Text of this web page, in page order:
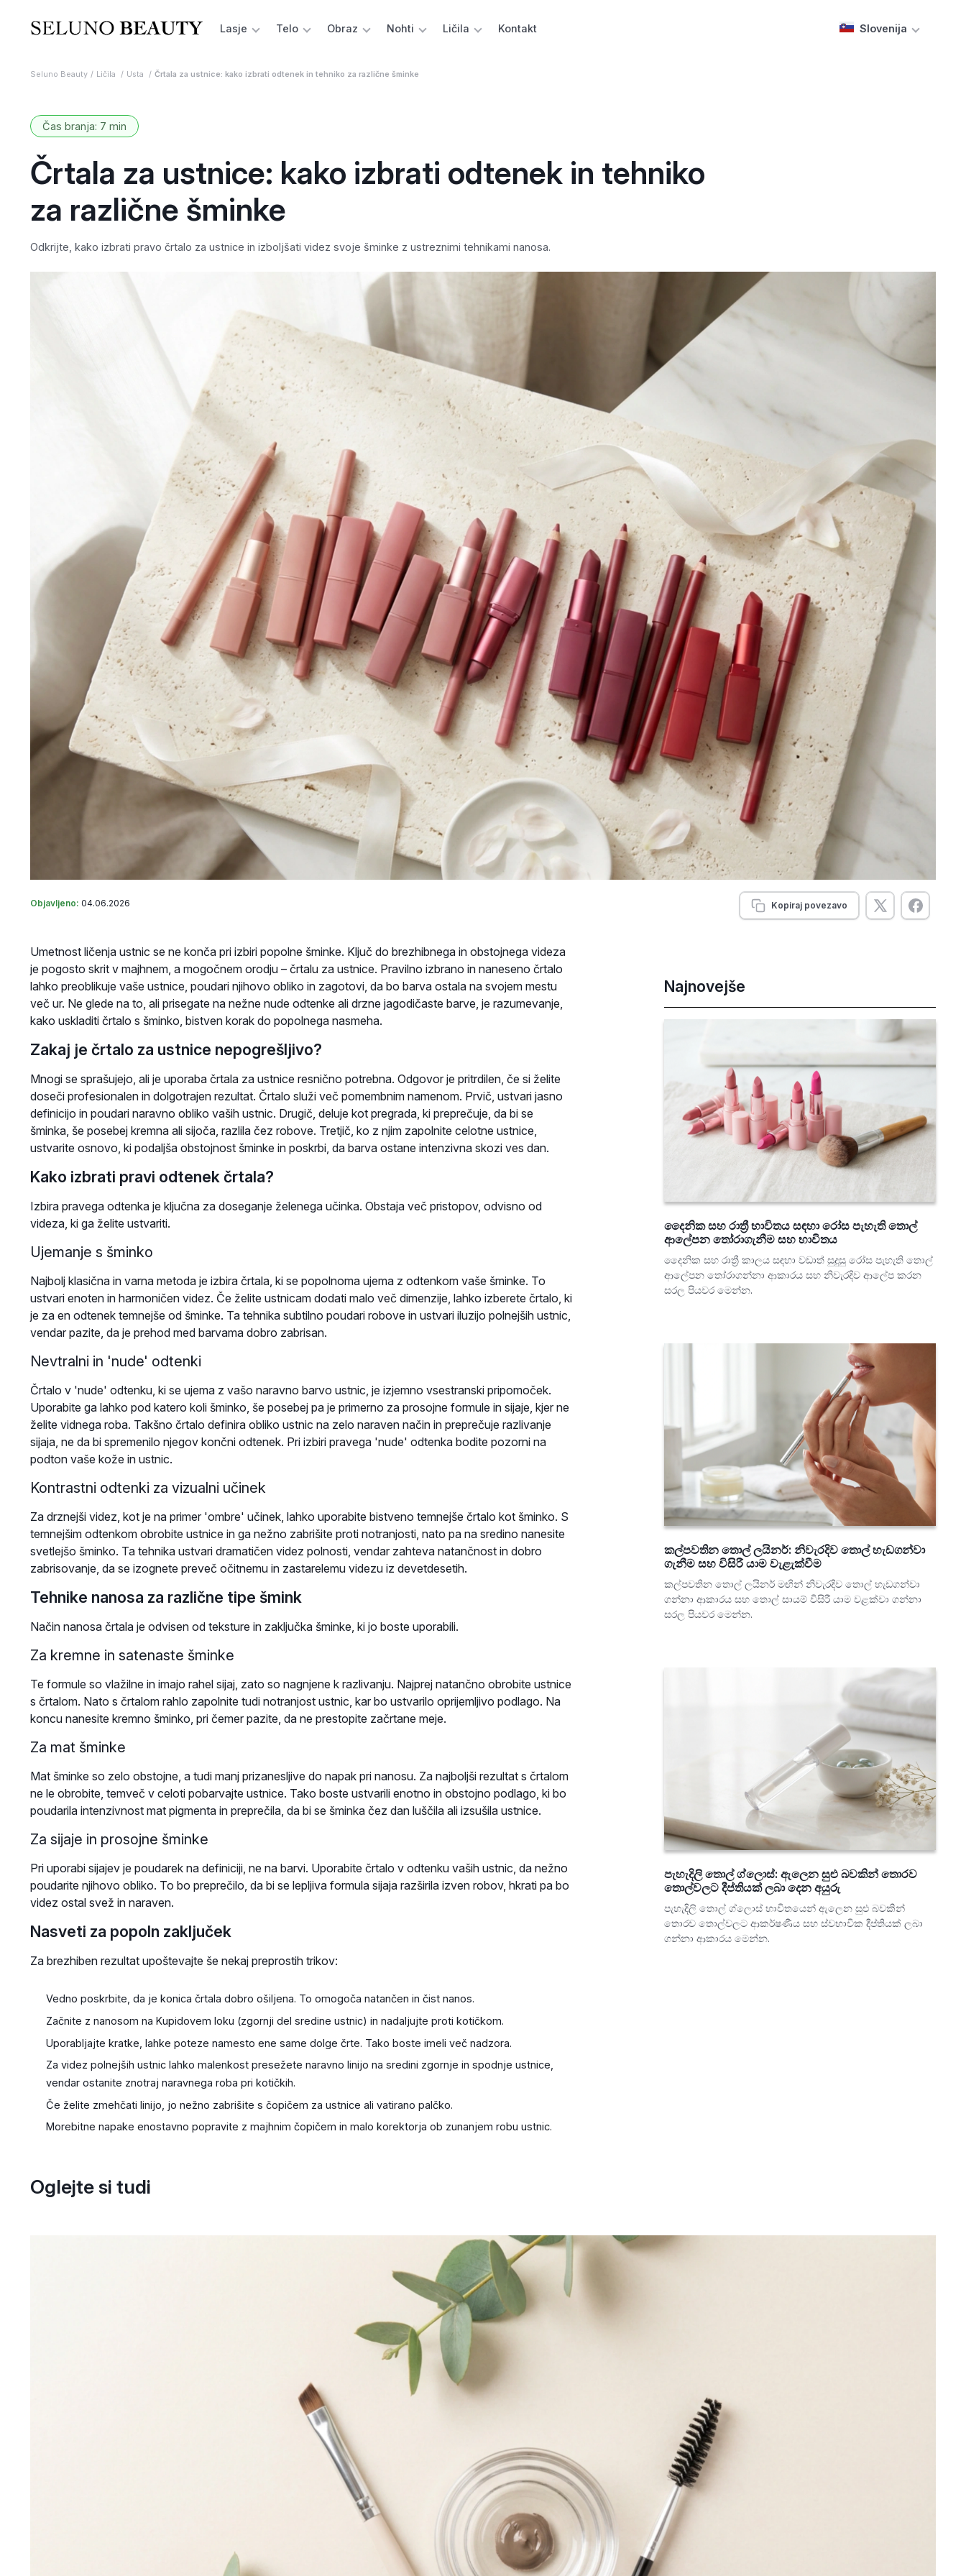
Lasje Telo Obraz Nohti Ličila Kontakt Slovenija
Seluno Beauty Ličila Usta Črtala za ustnice: kako izbrati odtenek in tehniko za različne šminke
Čas branja: 7 min
Črtala za ustnice: kako izbrati odtenek in tehniko
za različne šminke
Odkrijte, kako izbrati pravo črtalo za ustnice in izboljšati videz svoje šminke z ustreznimi tehnikami nanosa.
Objavljeno: 04.06.2026 Kopiraj povezavo
Umetnost ličenja ustnic se ne konča pri izbiri popolne šminke. Ključ do brezhibnega in obstojnega videza
je pogosto skrit v majhnem, a mogočnem orodju – črtalu za ustnice. Pravilno izbrano in naneseno črtalo
lahko preoblikuje vaše ustnice, poudari njihovo obliko in zagotovi, da bo barva ostala na svojem mestu
več ur. Ne glede na to, ali prisegate na nežne nude odtenke ali drzne jagodičaste barve, je razumevanje,
kako uskladiti črtalo s šminko, bistven korak do popolnega nasmeha.
Zakaj je črtalo za ustnice nepogrešljivo?
Mnogi se sprašujejo, ali je uporaba črtala za ustnice resnično potrebna. Odgovor je pritrdilen, če si želite
doseči profesionalen in dolgotrajen rezultat. Črtalo služi več pomembnim namenom. Prvič, ustvari jasno
definicijo in poudari naravno obliko vaših ustnic. Drugič, deluje kot pregrada, ki preprečuje, da bi se
šminka, še posebej kremna ali sijoča, razlila čez robove. Tretjič, ko z njim zapolnite celotne ustnice,
ustvarite osnovo, ki podaljša obstojnost šminke in poskrbi, da barva ostane intenzivna skozi ves dan.
Kako izbrati pravi odtenek črtala?
Izbira pravega odtenka je ključna za doseganje želenega učinka. Obstaja več pristopov, odvisno od
videza, ki ga želite ustvariti.
Ujemanje s šminko
Najbolj klasična in varna metoda je izbira črtala, ki se popolnoma ujema z odtenkom vaše šminke. To
ustvari enoten in harmoničen videz. Če želite ustnicam dodati malo več dimenzije, lahko izberete črtalo, ki
je za en odtenek temnejše od šminke. Ta tehnika subtilno poudari robove in ustvari iluzijo polnejših ustnic,
vendar pazite, da je prehod med barvama dobro zabrisan.
Nevtralni in 'nude' odtenki
Črtalo v 'nude' odtenku, ki se ujema z vašo naravno barvo ustnic, je izjemno vsestranski pripomoček.
Uporabite ga lahko pod katero koli šminko, še posebej pa je primerno za prosojne formule in sijaje, kjer ne
želite vidnega roba. Takšno črtalo definira obliko ustnic na zelo naraven način in preprečuje razlivanje
sijaja, ne da bi spremenilo njegov končni odtenek. Pri izbiri pravega 'nude' odtenka bodite pozorni na
podton vaše kože in ustnic.
Kontrastni odtenki za vizualni učinek
Za drznejši videz, kot je na primer 'ombre' učinek, lahko uporabite bistveno temnejše črtalo kot šminko. S
temnejšim odtenkom obrobite ustnice in ga nežno zabrišite proti notranjosti, nato pa na sredino nanesite
svetlejšo šminko. Ta tehnika ustvari dramatičen videz polnosti, vendar zahteva natančnost in dobro
zabrisovanje, da se izognete preveč očitnemu in zastarelemu videzu iz devetdesetih.
Tehnike nanosa za različne tipe šmink
Način nanosa črtala je odvisen od teksture in zaključka šminke, ki jo boste uporabili.
Za kremne in satenaste šminke
Te formule so vlažilne in imajo rahel sijaj, zato so nagnjene k razlivanju. Najprej natančno obrobite ustnice
s črtalom. Nato s črtalom rahlo zapolnite tudi notranjost ustnic, kar bo ustvarilo oprijemljivo podlago. Na
koncu nanesite kremno šminko, pri čemer pazite, da ne prestopite začrtane meje.
Za mat šminke
Mat šminke so zelo obstojne, a tudi manj prizanesljive do napak pri nanosu. Za najboljši rezultat s črtalom
ne le obrobite, temveč v celoti pobarvajte ustnice. Tako boste ustvarili enotno in obstojno podlago, ki bo
poudarila intenzivnost mat pigmenta in preprečila, da bi se šminka čez dan luščila ali izsušila ustnice.
Za sijaje in prosojne šminke
Pri uporabi sijajev je poudarek na definiciji, ne na barvi. Uporabite črtalo v odtenku vaših ustnic, da nežno
poudarite njihovo obliko. To bo preprečilo, da bi se lepljiva formula sijaja razširila izven robov, hkrati pa bo
videz ostal svež in naraven.
Nasveti za popoln zaključek
Za brezhiben rezultat upoštevajte še nekaj preprostih trikov:
Vedno poskrbite, da je konica črtala dobro ošiljena. To omogoča natančen in čist nanos.
Začnite z nanosom na Kupidovem loku (zgornji del sredine ustnic) in nadaljujte proti kotičkom.
Uporabljajte kratke, lahke poteze namesto ene same dolge črte. Tako boste imeli več nadzora.
Za videz polnejših ustnic lahko malenkost presežete naravno linijo na sredini zgornje in spodnje ustnice,
vendar ostanite znotraj naravnega roba pri kotičkih.
Če želite zmehčati linijo, jo nežno zabrišite s čopičem za ustnice ali vatirano palčko.
Morebitne napake enostavno popravite z majhnim čopičem in malo korektorja ob zunanjem robu ustnic.
Najnovejše
දෛනික සහ රාත්‍රී භාවිතය සඳහා රෝස පැහැති තොල්
ආලේපන තෝරාගැනීම සහ භාවිතය
දෛනික සහ රාත්‍රී කාලය සඳහා වඩාත් සුදුසු රෝස පැහැති තොල්
ආලේපන තෝරාගන්නා ආකාරය සහ නිවැරදිව ආලේප කරන
සරල පියවර මෙන්න.
කල්පවතින තොල් ලයිනර්: නිවැරදිව තොල් හැඩගන්වා
ගැනීම සහ විසිරී යාම වැළැක්වීම
කල්පවතින තොල් ලයිනර් මඟින් නිවැරදිව තොල් හැඩගන්වා
ගන්නා ආකාරය සහ තොල් සායම් විසිරී යාම වළක්වා ගන්නා
සරල පියවර මෙන්න.
පැහැදිලි තොල් ග්ලොස්: ඇලෙන සුළු බවකින් තොරව
තොල්වලට දීප්තියක් ලබා දෙන අයුරු
පැහැදිලි තොල් ග්ලොස් භාවිතයෙන් ඇලෙන සුළු බවකින්
තොරව තොල්වලට ආකර්ෂණීය සහ ස්වභාවික දීප්තියක් ලබා
ගන්නා ආකාරය මෙන්න.
Oglejte si tudi